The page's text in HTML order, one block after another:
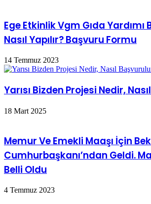
Ege Etkinlik Vgm Gıda Yardımı
Nasıl Yapılır? Başvuru Formu
14 Temmuz 2023
Yarısı Bizden Projesi Nedir,
18 Mart 2025
Memur Ve Emekli Maaşı İçin
Cumhurbaşkanı’ndan Geldi.
Belli Oldu
4 Temmuz 2023